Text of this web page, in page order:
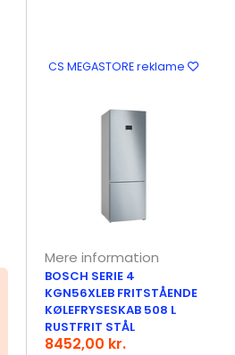
CS MEGASTORE reklame
Mere information
BOSCH SERIE 4
KGN56XLEB FRITSTÅENDE
KØLEFRYSESKAB 508 L
RUSTFRIT STÅL
8452,00 kr.